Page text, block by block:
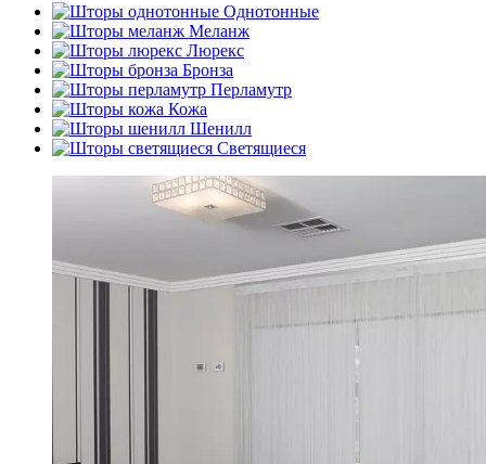
Однотонные
Меланж
Люрекс
Бронза
Перламутр
Кожа
Шенилл
Светящиеся